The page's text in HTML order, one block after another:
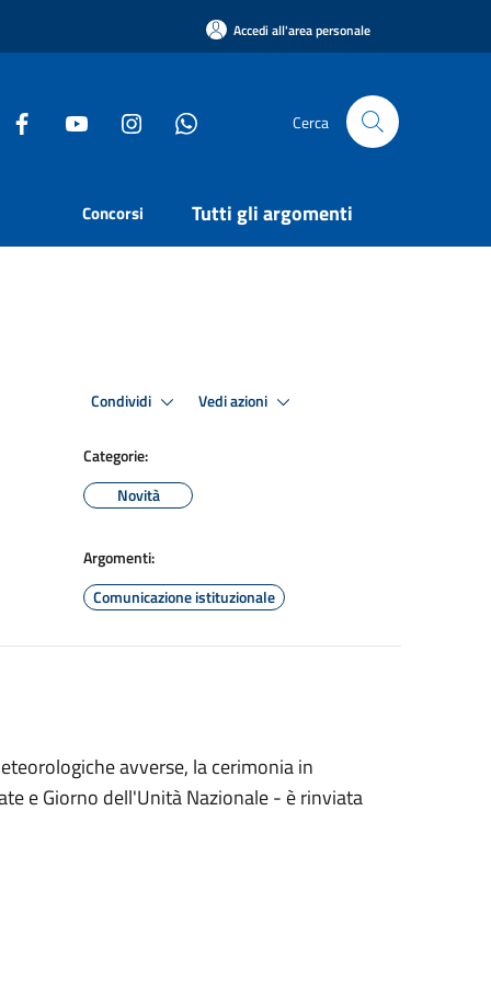
Accedi all'area personale
Cerca
Concorsi Tutti gli argomenti
Condividi Vedi azioni
Categorie:
Novità
Argomenti:
Comunicazione istituzionale
avverse, la cerimonia in
e Giorno dell'Unità Nazionale - è rinviata